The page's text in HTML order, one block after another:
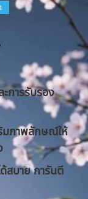
การรับรอง
มภาพลักษณ์ให้
สบาย การันตี